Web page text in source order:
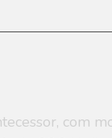
com